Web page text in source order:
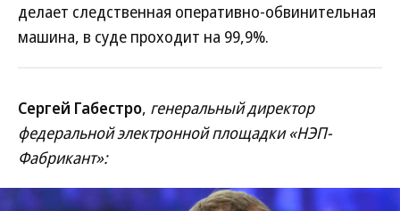
делает следственная оперативно-обвинительная
машина, в суде проходит на 99,9%.
Сергей Габестро, генеральный директор
федеральной электронной площадки «НЭП-
Фабрикант»: